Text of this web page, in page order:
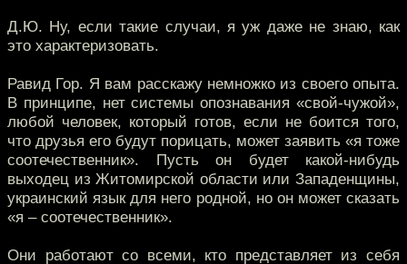
Д.Ю. Ну, если такие случаи, я уж даже не знаю, как
это характеризовать.
Равид Гор. Я вам расскажу немножко из своего опыта.
В принципе, нет системы опознавания «свой-чужой»,
любой человек, который готов, если не боится того,
что друзья его будут порицать, может заявить «я тоже
соотечественник». Пусть он будет какой-нибудь
выходец из Житомирской области или Западенщины,
украинский язык для него родной, но он может сказать
«я – соотечественник».
Они работают со всеми, кто представляет из себя